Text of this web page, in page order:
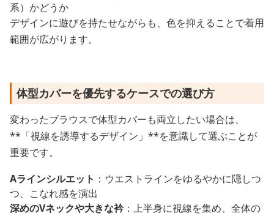
系）かどうか
デザインに遊びを持たせながらも、色を抑えることで着用
範囲が広がります。
体型カバーを優先するケースでの選び方
変わったブラウスで体型カバーも両立したい場合は、
**「視線を誘導するデザイン」**を意識して選ぶことが
重要です。
Aラインシルエット ：ウエストラインをゆるやかに隠しつ
つ、こなれ感を演出
深めのVネックや大きな衿：上半身に視線を集め、全体の